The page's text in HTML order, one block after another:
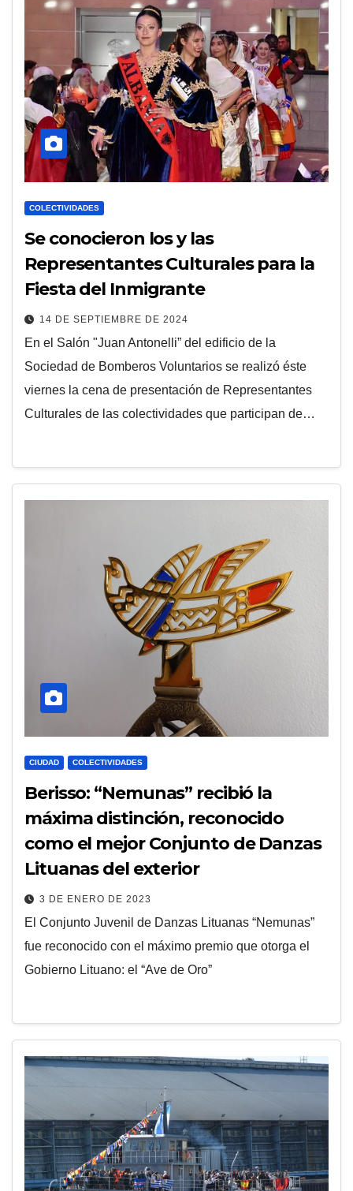
COLECTIVIDADES
Se conocieron los y las
Representantes Culturales para la
Fiesta del Inmigrante
14 DE SEPTIEMBRE DE 2024
En el Salón "Juan Antonelli” del edificio de la
Sociedad de Bomberos Voluntarios se realizó éste
viernes la cena de presentación de Representantes
Culturales de las colectividades que participan de…
CIUDAD COLECTIVIDADES
Berisso: “Nemunas” recibió la
máxima distinción, reconocido
como el mejor Conjunto de Danzas
Lituanas del exterior
3 DE ENERO DE 2023
El Conjunto Juvenil de Danzas Lituanas “Nemunas”
fue reconocido con el máximo premio que otorga el
Gobierno Lituano: el “Ave de Oro”